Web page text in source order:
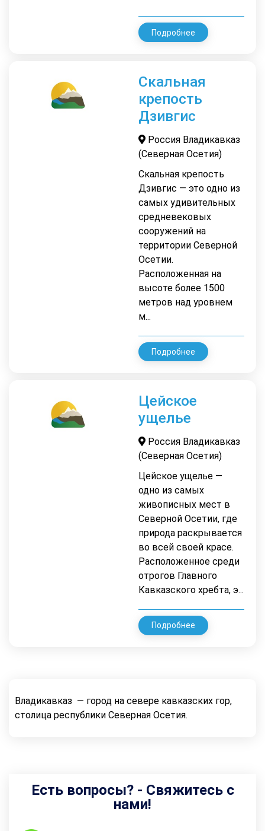
Подробнее
Скальная
крепость
Дзивгис
Россия Владикавказ
(Северная Осетия)
Скальная крепость
Дзивгис — это одно из
самых удивительных
средневековых
сооружений на
территории Северной
Осетии.
Расположенная на
высоте более 1500
метров над уровнем
м...
Подробнее
Цейское
ущелье
Россия Владикавказ
(Северная Осетия)
Цейское ущелье —
одно из самых
живописных мест в
Северной Осетии, где
природа раскрывается
во всей своей красе.
Расположенное среди
отрогов Главного
Кавказского хребта, э...
Подробнее
Владикавказ — город на севере кавказских гор,
столица республики Северная Осетия.
Есть вопросы? - Свяжитесь с
нами!